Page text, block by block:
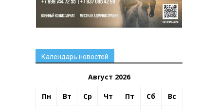
Календарь новостей
Август 2026
Пн Вт Ср Чт Пт Сб Вс